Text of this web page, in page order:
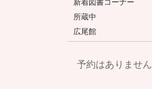
新着図書コーナー
所蔵中
広尾館
予約はありません